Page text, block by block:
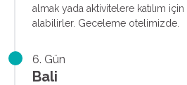
almak yada aktivitelere katılım
alabilirler. Geceleme otelimizde.
6. Gün
Bali